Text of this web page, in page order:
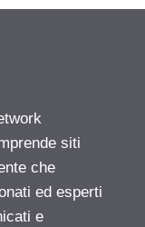
siti
che
ed esperti
e